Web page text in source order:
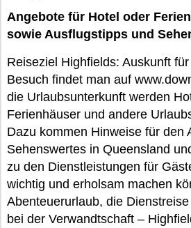
Angebote für Hotel oder
sowie Ausflugstipps und
Reiseziel Highfields: Auskunft
Besuch findet man auf
die Urlaubsunterkunft werden
Ferienhäuser und andere
Dazu kommen Hinweise für den
Sehenswertes in Queensland
zu den Dienstleistungen für
wichtig und erholsam machen
Abenteuerurlaub, die
bei der Verwandtschaft –